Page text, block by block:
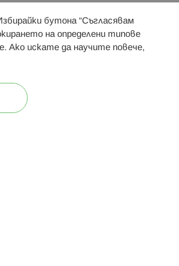
ни:
бутона “Съгласявам
на определени типове
Ако искате да научите повече,